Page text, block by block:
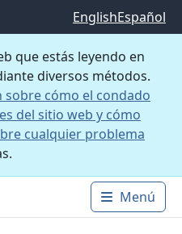
EnglishEspañol
que estás leyendo en
diversos métodos.
cómo el condado
del sitio web y cómo
cualquier problema
Main
Menú